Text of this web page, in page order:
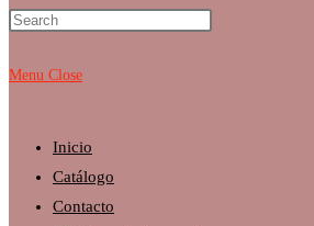
Menu Close
Inicio
Catálogo
Contacto